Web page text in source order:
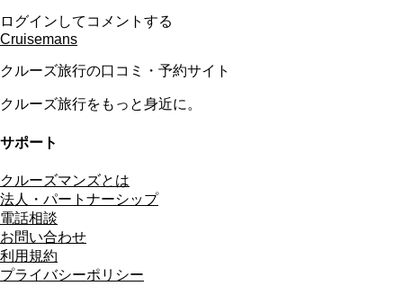
ログインしてコメントする
Cruisemans
クルーズ旅行の口コミ・予約サイト
クルーズ旅行をもっと身近に。
サポート
クルーズマンズとは
法人・パートナーシップ
電話相談
お問い合わせ
利用規約
プライバシーポリシー